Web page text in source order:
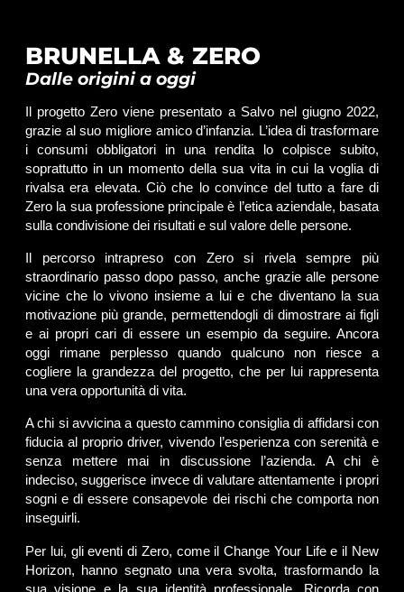
BRUNELLA & ZERO
Dalle origini a oggi
Il progetto Zero viene presentato a Salvo nel giugno 2022,
grazie al suo migliore amico d’infanzia. L’idea di trasformare
i consumi obbligatori in una rendita lo colpisce subito,
soprattutto in un momento della sua vita in cui la voglia di
rivalsa era elevata. Ciò che lo convince del tutto a fare di
Zero la sua professione principale è l’etica aziendale, basata
sulla condivisione dei risultati e sul valore delle persone.
Il percorso intrapreso con Zero si rivela sempre più
straordinario passo dopo passo, anche grazie alle persone
vicine che lo vivono insieme a lui e che diventano la sua
motivazione più grande, permettendogli di dimostrare ai figli
e ai propri cari di essere un esempio da seguire. Ancora
oggi rimane perplesso quando qualcuno non riesce a
cogliere la grandezza del progetto, che per lui rappresenta
una vera opportunità di vita.
A chi si avvicina a questo cammino consiglia di affidarsi con
fiducia al proprio driver, vivendo l’esperienza con serenità e
senza mettere mai in discussione l’azienda. A chi è
indeciso, suggerisce invece di valutare attentamente i propri
sogni e di essere consapevole dei rischi che comporta non
inseguirli.
Per lui, gli eventi di Zero, come il Change Your Life e il New
Horizon, hanno segnato una vera svolta, trasformando la
sua visione e la sua identità professionale. Ricorda con